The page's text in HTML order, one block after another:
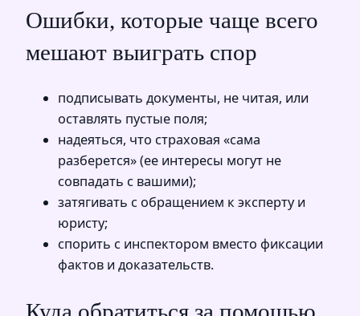
Ошибки, которые чаще всего
мешают выиграть спор
подписывать документы, не читая, или
оставлять пустые поля;
надеяться, что страховая «сама
разберется» (ее интересы могут не
совпадать с вашими);
затягивать с обращением к эксперту и
юристу;
спорить с инспектором вместо фиксации
фактов и доказательств.
Куда обратиться за помощью